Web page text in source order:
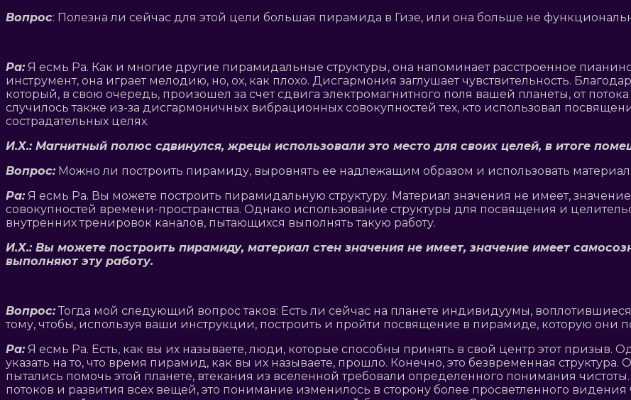
Вопрос: Полезна ли сейчас для этой цели большая пирамида в Гизе, или она больше не
Ра:Я есмь Ра. Как и многие другие пирамидальные структуры, она напоминает расстроенное
инструмент, она играет мелодию, но, ох, как плохо. Дисгармония заглушает чувствительность.
который, в свою очередь, произошел за счет сдвига электромагнитного поля вашей планеты, от потока
случилось также из-за дисгармоничных вибрационных совокупностей тех, кто использовал
сострадательных целях.
И.Х.: Магнитный полюс сдвинулся, жрецы использовали это место для своих целей, в итоге
Вопрос:Можно ли построить пирамиду, выровнять ее надлежащим образом и использовать
Ра:Я есмь Ра. Вы можете построить пирамидальную структуру. Материал значения не имеет,
совокупностей времени-пространства. Однако использование структуры для посвящения и
внутренних тренировок каналов, пытающихся выполнять такую работу.
И.Х.: Вы можете построить пирамиду, материал стен значения не имеет, значение имеет
выполняют эту работу.
Вопрос:Тогда мой следующий вопрос таков: Есть ли сейчас на планете индивидуумы,
тому, чтобы, используя ваши инструкции, построить и пройти посвящение в пирамиде, которую они
Ра:Я есмь Ра. Есть, как вы их называете, люди, которые способны принять в свой центр этот призыв.
указать на то, что время пирамид, как вы их называете, прошло. Конечно, это безвременная структура.
пытались помочь этой планете, втекания из вселенной требовали определенного понимания
потоков и развития всех вещей, это понимание изменилось в сторону более просветленного видения